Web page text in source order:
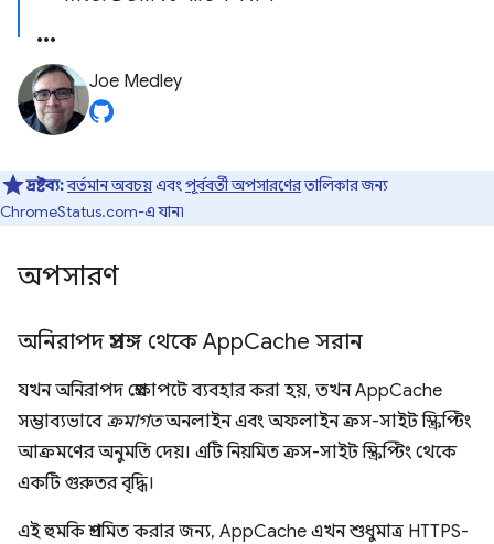
Joe Medley
দ্রষ্টব্য:বর্তমান অবচয়এবংপূর্ববর্তী অপসারণেরতালিকার জন্য
ChromeStatus.com-এ যান৷
অপসারণ
অনিরাপদ প্রসঙ্গ থেকে AppCache সরান
যখন অনিরাপদ প্রেক্ষাপটে ব্যবহার করা হয়, তখন AppCache
সম্ভাব্যভাবে ক্রমাগতঅনলাইন এবং অফলাইন ক্রস-সাইট স্ক্রিপ্টিং
আক্রমণের অনুমতি দেয়। এটি নিয়মিত ক্রস-সাইট স্ক্রিপ্টিং থেকে
একটি গুরুতর বৃদ্ধি।
এই হুমকি প্রশমিত করার জন্য, AppCache এখন শুধুমাত্র HTTPS-